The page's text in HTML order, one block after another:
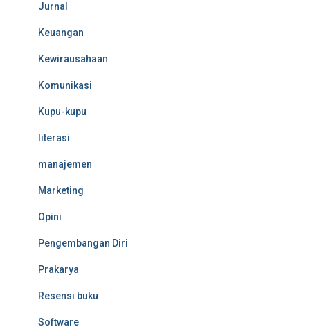
Jurnal
Keuangan
Kewirausahaan
Komunikasi
Kupu-kupu
literasi
manajemen
Marketing
Opini
Pengembangan Diri
Prakarya
Resensi buku
Software